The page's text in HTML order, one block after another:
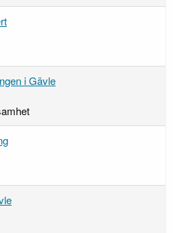
i Gävle